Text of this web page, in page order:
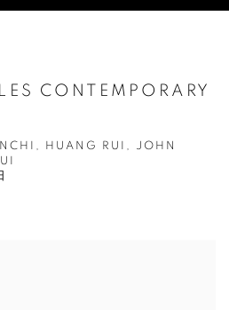
CONTEMPORARY
HUANG RUI, JOHN